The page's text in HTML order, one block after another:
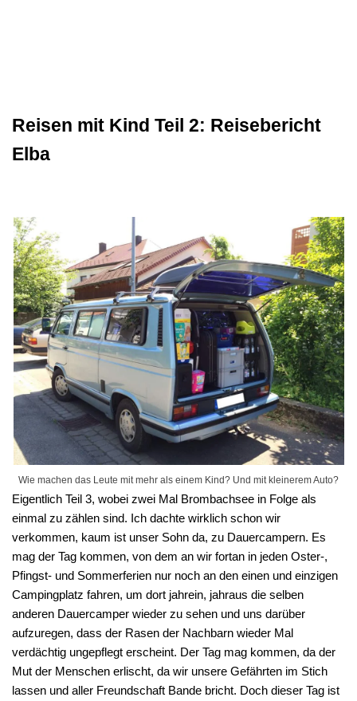
Reisen mit Kind Teil 2: Reisebericht
Elba
Wie machen das Leute mit mehr als einem Kind? Und mit kleinerem Auto?
Eigentlich Teil 3, wobei zwei Mal Brombachsee in Folge als
einmal zu zählen sind. Ich dachte wirklich schon wir
verkommen, kaum ist unser Sohn da, zu Dauercampern. Es
mag der Tag kommen, von dem an wir fortan in jeden Oster-,
Pfingst- und Sommerferien nur noch an den einen und einzigen
Campingplatz fahren, um dort jahrein, jahraus die selben
anderen Dauercamper wieder zu sehen und uns darüber
aufzuregen, dass der Rasen der Nachbarn wieder Mal
verdächtig ungepflegt erscheint. Der Tag mag kommen, da der
Mut der Menschen erlischt, da wir unsere Gefährten im Stich
lassen und aller Freundschaft Bande bricht. Doch dieser Tag ist